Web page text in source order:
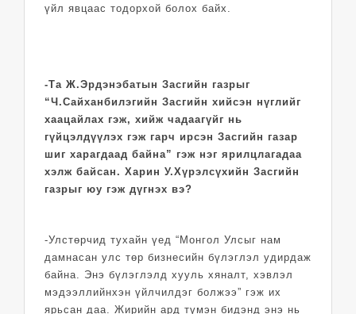
үйл явцаас тодорхой болох байх.
-Та Ж.Эрдэнэбатын Засгийн газрыг
“Ч.Сайханбилэгийн Засгийн хийсэн нүглийг
хаацайлах гэж, хийж чадаагүйг нь
гүйцэлдүүлэх гэж гарч ирсэн Засгийн газар
шиг харагдаад байна” гэж нэг ярилцлагадаа
хэлж байсан. Харин У.Хүрэлсүхийн Засгийн
газрыг юу гэж дүгнэх вэ?
-Улстөрчид тухайн үед “Монгол Улсыг нам
дамнасан улс төр бизнесийн бүлэглэл удирдаж
байна. Энэ бүлэглэлд хууль хяналт, хэвлэл
мэдээллийнхэн үйлчилдэг болжээ” гэж их
ярьсан даа. Жирийн ард түмэн бидэнд энэ нь